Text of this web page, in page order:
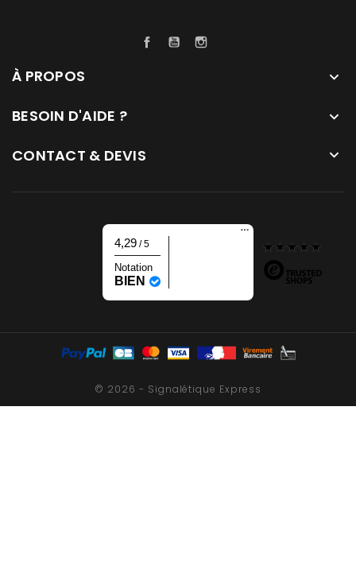
FacebookYouTube
À PROPOS 
BESOIN D'AIDE ? 
CONTACT & DEVIS 
4,29 / 5
Notation
BIEN
© 2026 - Signalétique Express